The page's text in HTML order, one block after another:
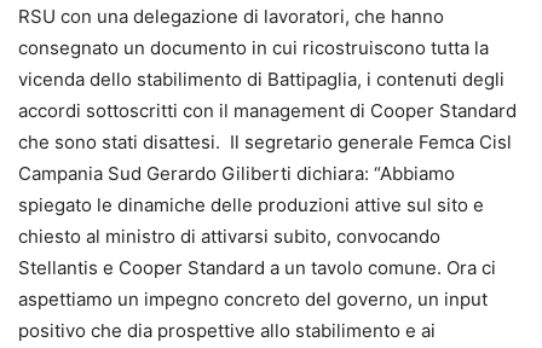
RSU con una delegazione di lavoratori, che hanno
consegnato un documento in cui ricostruiscono tutta la
vicenda dello stabilimento di Battipaglia, i contenuti degli
accordi sottoscritti con il management di Cooper Standard
che sono stati disattesi. Il segretario generale Femca Cisl
Campania Sud Gerardo Giliberti dichiara: “Abbiamo
spiegato le dinamiche delle produzioni attive sul sito e
chiesto al ministro di attivarsi subito, convocando
Stellantis e Cooper Standard a un tavolo comune. Ora ci
aspettiamo un impegno concreto del governo, un input
positivo che dia prospettive allo stabilimento e ai